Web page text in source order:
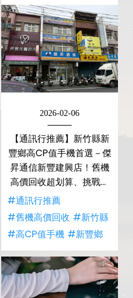
2026-02-06
【通訊行推薦】新竹縣新
豐鄉高CP值手機首選－傑
昇通信新豐建興店！舊機
高價回收超划算、挑戰市
場最低價！
#通訊行推薦
#舊機高價回收 #新竹縣
#高CP值手機 #新豐鄉